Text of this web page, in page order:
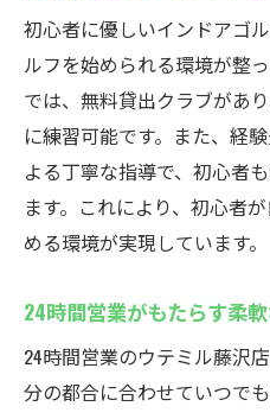
初心者に優しいインドアゴ
ルフを始められる環境が整
では、無料貸出クラブがあ
に練習可能です。また、経
よる丁寧な指導で、初心者
ます。これにより、初心者
める環境が実現しています。
24時間営業がもたらす柔
24時間営業のウテミル藤沢
分の都合に合わせていつで